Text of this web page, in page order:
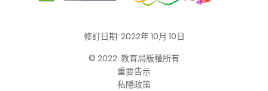
修訂日期: 2022年 10月 10日
© 2022. 教育局版權所有
重要告示
私隱政策